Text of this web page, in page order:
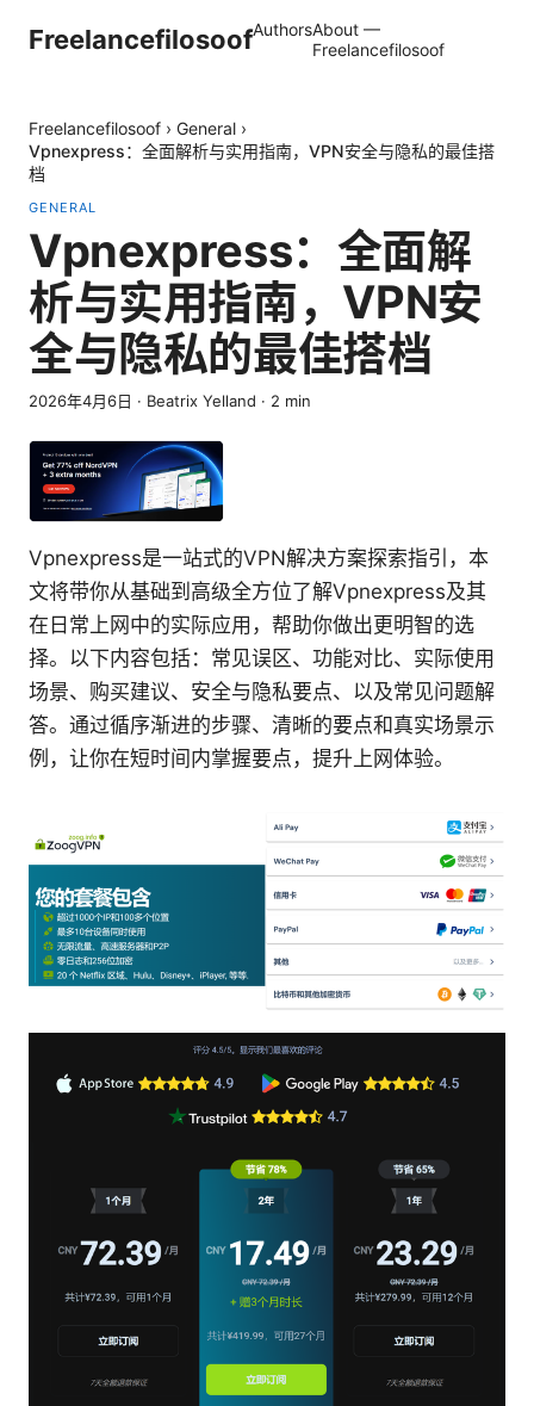
FreelancefilosoofAuthorsAbout —
Freelancefilosoof
Freelancefilosoof › General ›
Vpnexpress：全面解析与实用指南，VPN安全与隐私的最佳搭
档
GENERAL
Vpnexpress：全面解
析与实用指南，VPN安
全与隐私的最佳搭档
2026年4月6日 · Beatrix Yelland · 2 min
Vpnexpress是一站式的VPN解决方案探索指引，本
文将带你从基础到高级全方位了解Vpnexpress及其
在日常上网中的实际应用，帮助你做出更明智的选
择。以下内容包括：常见误区、功能对比、实际使用
场景、购买建议、安全与隐私要点、以及常见问题解
答。通过循序渐进的步骤、清晰的要点和真实场景示
例，让你在短时间内掌握要点，提升上网体验。